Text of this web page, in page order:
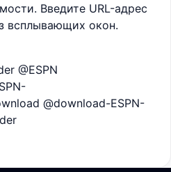
Введите URL-адрес
всплывающих окон.
@ESPN
@download-ESPN-